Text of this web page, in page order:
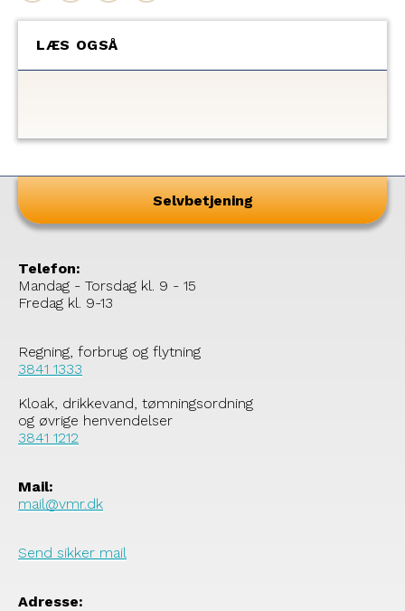
LÆS OGSÅ
Selvbetjening
Telefon:
Mandag - Torsdag kl. 9 - 15
Fredag kl. 9-13
Regning, forbrug og flytning
3841 1333
Kloak, drikkevand, tømningsordning
og øvrige henvendelser
3841 1212
Mail:
mail@vmr.dk
Send sikker mail
Adresse: